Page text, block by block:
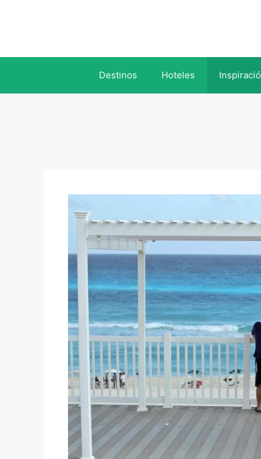
Destinos Hoteles